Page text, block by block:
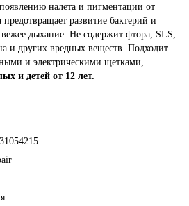
налета и пигментации от
развитие бактерий и
дыхание. Не содержит фтора, SLS,
и других вредных веществ. Подходит
и электрическими щетками,
и детей от 12 лет.